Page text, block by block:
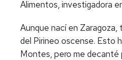
Alimentos, investigadora
Aunque nací en
del Pirineo oscense. Esto
Montes, pero me decanté